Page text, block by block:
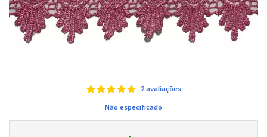
2 avaliações
Não especificado